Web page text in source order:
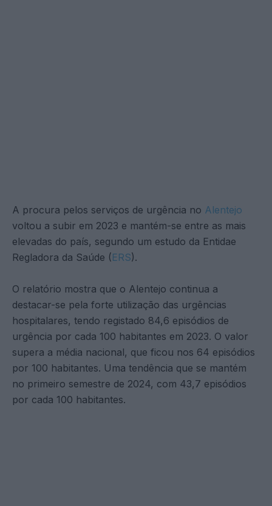
A procura pelos serviços de urgência no Alentejo
voltou a subir em 2023 e mantém-se entre as mais
elevadas do país, segundo um estudo da Entidae
Regladora da Saúde (ERS).
O relatório mostra que o Alentejo continua a
destacar-se pela forte utilização das urgências
hospitalares, tendo registado 84,6 episódios de
urgência por cada 100 habitantes em 2023. O valor
supera a média nacional, que ficou nos 64 episódios
por 100 habitantes. Uma tendência que se mantém
no primeiro semestre de 2024, com 43,7 episódios
por cada 100 habitantes.